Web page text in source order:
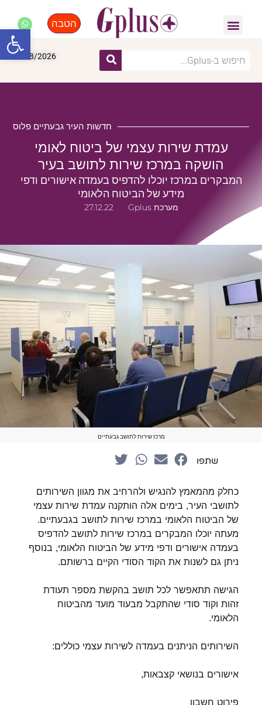
הטבה
06/08/2026
חדשות העיר גבעתיים פלוס
עמדת שירות עצמי של ביטוח לאומי
הושקה במרכז שירות לתושב בעיר
המבקרים במרכז יוכלו להדפיס בעמדה אישורים ודפי
מידע של הביטוח הלאומי
מערכת Gplus 27.12.22
מרכז שירות לתושב גבעתיים
שתפו
כחלק מהמאמץ להנגיש ולהרחיב את מגוון השירותים
לתושבי העיר, בימים אלה הותקנה עמדת שירות עצמי
של הביטוח הלאומי במרכז שירות לתושב בגבעתיים.
מעתה יוכלו המבקרים במרכז שירות לתושב להדפיס
בעמדה אישורים ודפי מידע של הביטוח הלאומי, בנוסף
ניתן גם לשנות את הקוד הסודי הקיים ברשותם.
הגישה תתאפשר לכל תושב בהקשת מספר תעודת
זהות וקוד סודי שהתקבל מבעוד מועד מהביטוח
הלאומי.
השירותים הניתנים בעמדה לשירות עצמי כוללים:
אישורים בנושאי קצבאות,
פתח